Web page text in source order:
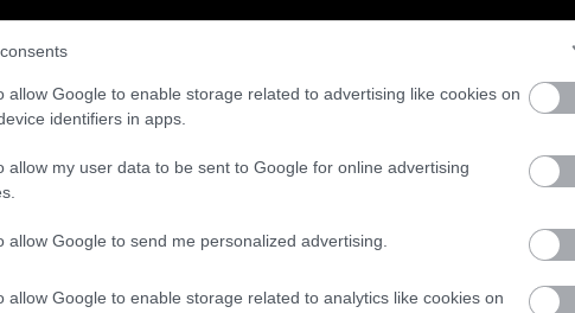
allow Google to enable storage related to advertising like cookies on
identifiers in apps.
allow my user data to be sent to Google for online advertising
allow Google to send me personalized advertising.
allow Google to enable storage related to analytics like cookies on
με ακούσει».
τα ζώα!»